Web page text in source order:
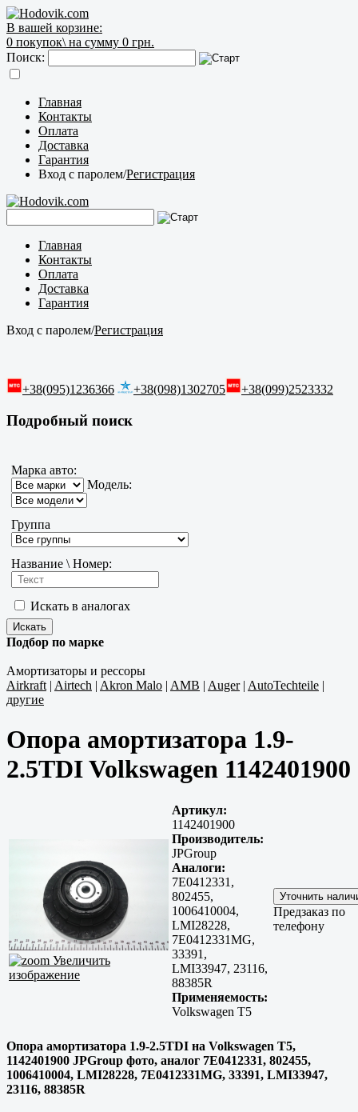
В вашей корзине:
0 покупок\ на сумму 0 грн.
Поиск:
Главная
Контакты
Оплата
Доставка
Гарантия
Вход с паролем/Регистрация
Главная
Контакты
Оплата
Доставка
Гарантия
Вход с паролем/Регистрация
+38(095)1236366 +38(098)1302705 +38(099)2523332
Подробный поиск
Марка авто:
Модель:
Группа
Название \ Номер:
Искать в аналогах
Подбор по марке
Амортизаторы и рессоры
Airkraft| Airtech | Akron Malo | AMB | Auger| AutoTechteile |
другие
Опора амортизатора 1.9-
2.5TDI Volkswagen 1142401900
Увеличить
изображение
Артикул:
1142401900
Производитель:
JPGroup
Аналоги:
7E0412331,
802455,
1006410004,
LMI28228,
7E0412331MG,
33391,
LMI33947, 23116,
88385R
Применяемость:
Volkswagen T5
Предзаказ по
телефону
Опора амортизатора 1.9-2.5TDI на Volkswagen T5,
1142401900 JPGroup фото, аналог 7E0412331, 802455,
1006410004, LMI28228, 7E0412331MG, 33391, LMI33947,
23116, 88385R